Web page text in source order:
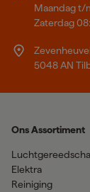
Maandag t/
Zaterdag
5048 AN
Ons Assortiment
Elektra
Reiniging